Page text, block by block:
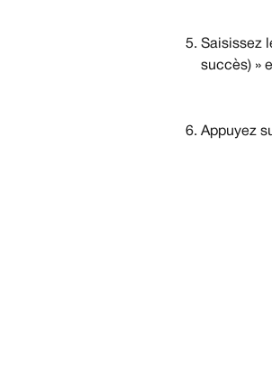
Saisissez
succès) »
Appuyez